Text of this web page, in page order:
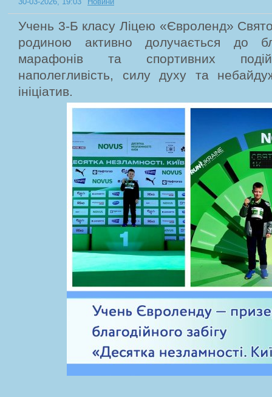
30-03-2026, 19:03 Новини
Учень 3-Б класу Ліцею «Євроленд»
родиною активно долучається до
марафонів та спортивних
наполегливість, силу духу та
ініціатив.